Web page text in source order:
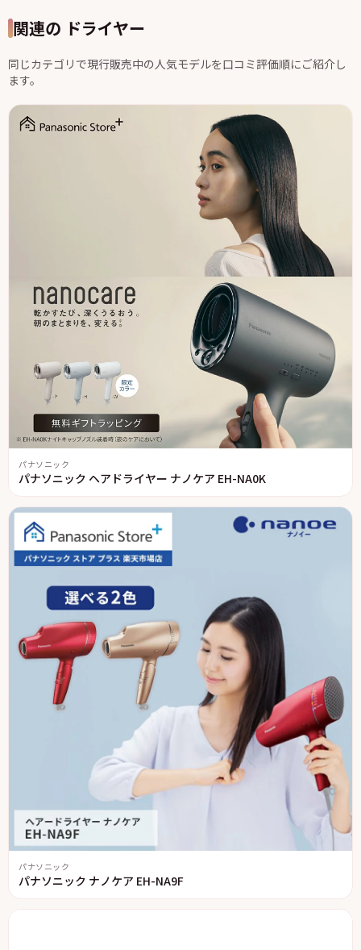
関連の ドライヤー
同じカテゴリで現行販売中の人気モデルを口コミ評価順にご紹介し
ます。
パナソニック
パナソニック ヘアドライヤー ナノケア EH-NA0K
パナソニック
パナソニック ナノケア EH-NA9F